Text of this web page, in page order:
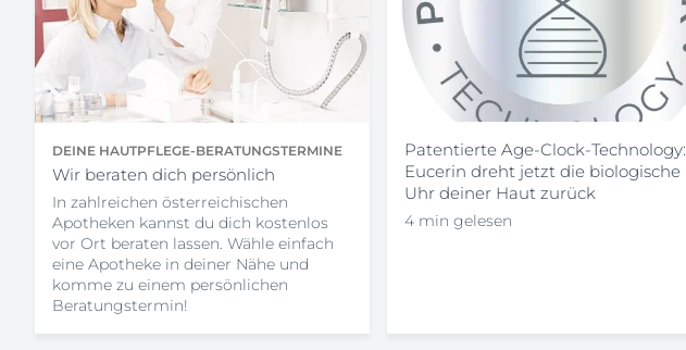
DEINE HAUTPFLEGE-BERATUNGSTERMINE
Wir beraten dich persönlich
In zahlreichen österreichischen
Apotheken kannst du dich kostenlos
vor Ort beraten lassen. Wähle einfach
eine Apotheke in deiner Nähe und
komme zu einem persönlichen
Beratungstermin!
Patentierte Age-Clock-Technology:
Eucerin dreht jetzt die biologische
Uhr deiner Haut zurück
4 min gelesen